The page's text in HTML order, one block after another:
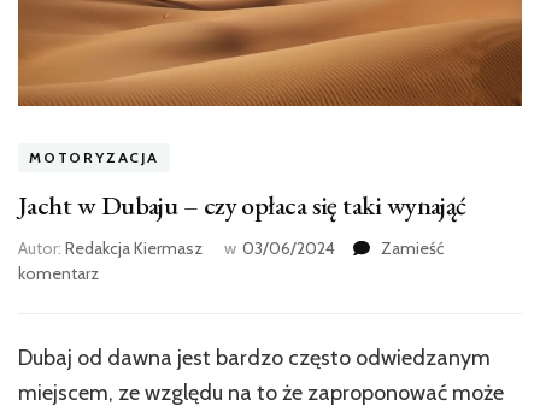
MOTORYZACJA
Jacht w Dubaju – czy opłaca się taki wynająć
Autor: Redakcja Kiermasz w 03/06/2024
Zamieść
komentarzwe
w
–
Dubaj od dawna jest bardzo często odwiedzanym
miejscem, ze względu na to że zaproponować może